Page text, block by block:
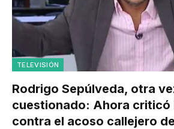
TELEVISIÓN
Rodrigo Sepúlveda, otra
cuestionado: Ahora criticó
contra el acoso callejero